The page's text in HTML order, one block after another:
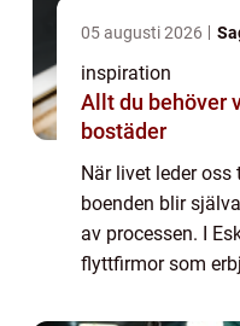
05 augusti 2026
inspiration
Allt du behöver
bostäder
När livet leder
boenden blir
av processen. I
flyttfirmor som